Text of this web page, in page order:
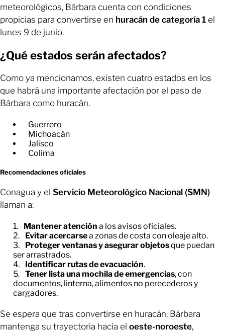
meteorológicos, Bárbara cuenta con condiciones
propicias para convertirse en huracán de categoría 1 el
lunes 9 de junio.
¿Qué estados serán afectados?
Como ya mencionamos, existen cuatro estados en los
que habrá una importante afectación por el paso de
Bárbara como huracán.
Guerrero
Michoacán
Jalisco
Colima
Recomendaciones oficiales
Conagua y el Servicio Meteorológico Nacional (SMN)
llaman a:
Mantener atención a los avisos oficiales.
Evitar acercarsea zonas de costa con oleaje alto.
Proteger ventanas y asegurar objetosque puedan
ser arrastrados.
Identificar rutas de evacuación.
Tener lista una mochila de emergencias, con
documentos, linterna, alimentos no perecederos y
cargadores.
Se espera que tras convertirse en huracán, Bárbara
mantenga su trayectoria hacia el oeste-noroeste,